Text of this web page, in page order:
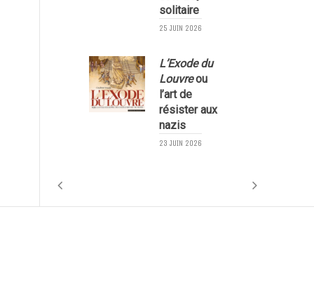
solitaire
25 JUIN 2026
L’Exode du
Louvreou
l’art de
résister aux
nazis
23 JUIN 2026